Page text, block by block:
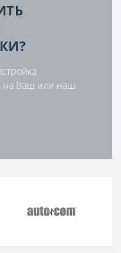
на Ваш или наш